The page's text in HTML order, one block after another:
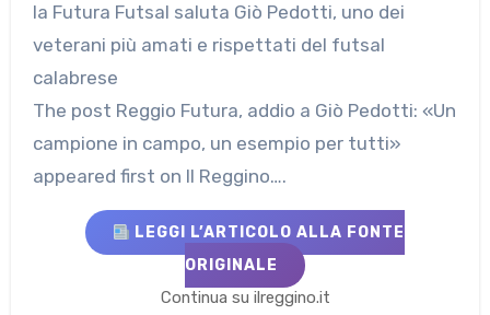
la Futura Futsal saluta Giò Pedotti, uno dei
veterani più amati e rispettati del futsal
calabrese
The post Reggio Futura, addio a Giò Pedotti: «Un
campione in campo, un esempio per tutti»
appeared first on Il Reggino….
LEGGI L’ARTICOLO ALLA FONTE
ORIGINALE
Continua su ilreggino.it